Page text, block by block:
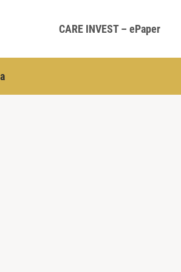
CARE INVEST – ePaper